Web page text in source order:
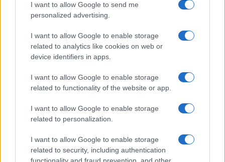
I want to allow Google to send me
personalized advertising.
I want to allow Google to enable storage
related to analytics like cookies on web or
device identifiers in apps.
I want to allow Google to enable storage
related to functionality of the website or app.
I want to allow Google to enable storage
related to personalization.
I want to allow Google to enable storage
related to security, including authentication
Film più cercati
Frasi sul cinema
SERVIZI
Mappa del sito
Cookie Policy
Frasi suddivise per tema
Indice degli autori
Aforismi .meglio.it è l'archivio web dedicato a frasi,
aforismi e citazioni più grande del web (137.897 frasi in